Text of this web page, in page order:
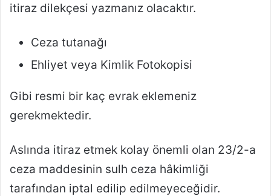
itiraz dilekçesi yazmanız olacaktır.
Ceza tutanağı
Ehliyet veya Kimlik Fotokopisi
Gibi resmi bir kaç evrak eklemeniz
gerekmektedir.
Aslında itiraz etmek kolay önemli olan 23/2-a
ceza maddesinin sulh ceza hâkimliği
tarafından iptal edilip edilmeyeceğidir.